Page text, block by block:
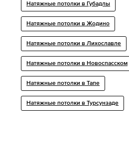
Натяжные потолки в Губадлы
Натяжные потолки в Жодино
Натяжные потолки в Лихославле
Натяжные потолки в Новоспасском
Натяжные потолки в Тапе
Натяжные потолки в Турсунзаде